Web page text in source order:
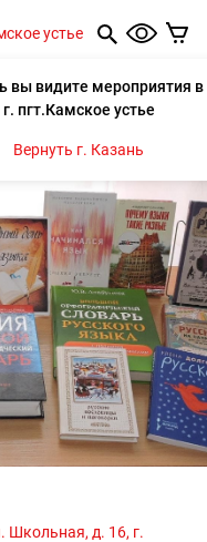
устье
вы видите мероприятия в
г. пгт.Камское устье
Вернуть г. Казань
Спектакли
Школьная, д. 16, г.